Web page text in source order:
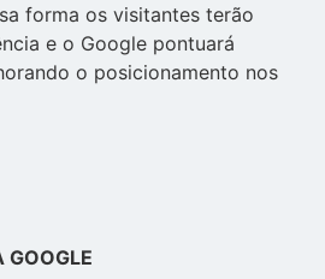
forma os visitantes terão
e o Google pontuará
o posicionamento nos
GOOGLE